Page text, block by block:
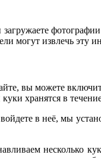
могут извлечь эту
вы можете
хранятся в
войдете в неё, мы
несколько